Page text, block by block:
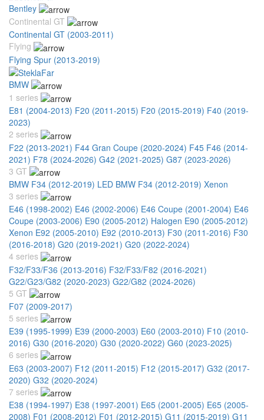
Bentley
Continental GT
Continental GT (2003-2011)
Flying
Flying Spur (2013-2019)
BMW
1 series
E81 (2004-2013) F20 (2011-2015) F20 (2015-2019) F40 (2019-
2023)
2 series
F22 (2013-2021) F44 Gran Coupe (2020-2024) F45 F46 (2014-
2021) F78 (2024-2026) G42 (2021-2025) G87 (2023-2026)
3 GT
BMW F34 (2012-2019) LED BMW F34 (2012-2019) Xenon
3 series
E46 (1998-2002) E46 (2002-2006) E46 Coupe (2001-2004) E46
Coupe (2003-2006) E90 (2005-2012) Halogen E90 (2005-2012)
Xenon E92 (2005-2010) E92 (2010-2013) F30 (2011-2016) F30
(2016-2018) G20 (2019-2021) G20 (2022-2024)
4 series
F32/F33/F36 (2013-2016) F32/F33/F82 (2016-2021)
G22/G23/G82 (2020-2023) G22/G82 (2024-2026)
5 GT
F07 (2009-2017)
5 series
E39 (1995-1999) E39 (2000-2003) E60 (2003-2010) F10 (2010-
2016) G30 (2016-2020) G30 (2020-2022) G60 (2023-2025)
6 series
E63 (2003-2007) F12 (2011-2015) F12 (2015-2017) G32 (2017-
2020) G32 (2020-2024)
7 series
E38 (1994-1997) E38 (1997-2001) E65 (2001-2005) E65 (2005-
2008) F01 (2008-2012) F01 (2012-2015) G11 (2015-2019) G11